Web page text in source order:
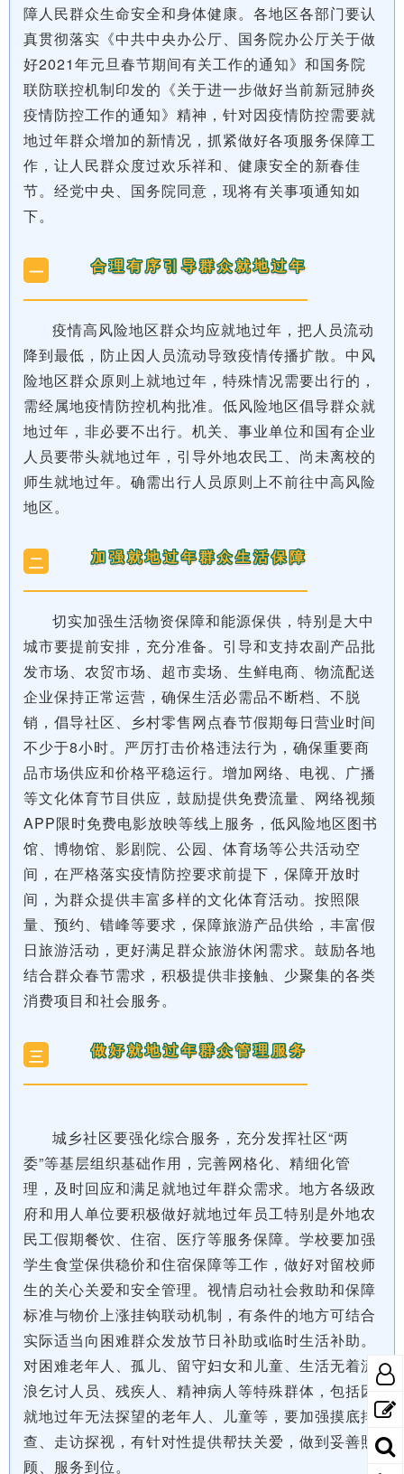
障人民群众生命安全和身体健康。各地区各部门要认
真贯彻落实《中共中央办公厅、国务院办公厅关于做
好2021年元旦春节期间有关工作的通知》和国务院
联防联控机制印发的《关于进一步做好当前新冠肺炎
疫情防控工作的通知》精神，针对因疫情防控需要就
地过年群众增加的新情况，抓紧做好各项服务保障工
作，让人民群众度过欢乐祥和、健康安全的新春佳
节。经党中央、国务院同意，现将有关事项通知如
下。
一 合理有序引导群众就地过年
疫情高风险地区群众均应就地过年，把人员流动
降到最低，防止因人员流动导致疫情传播扩散。 中风
险地区群众原则上就地过年，特殊情况需要出行的，
需经属地疫情防控机构批准。 低风险地区倡导群众就
地过年，非必要不出行。 机关、事业单位和国有企业
人员要带头就地过年，引导外地农民工、尚未离校的
师生就地过年。 确需出行人员原则上不前往中高风险
地区。
二 加强就地过年群众生活保障
切实加强生活物资保障和能源保供，特别是大中
城市要提前安排，充分准备。引导和支持农副产品批
发市场、农贸市场、超市卖场、生鲜电商、物流配送
企业保持正常运营，确保生活必需品不断档、不脱
销，倡导社区、乡村零售网点春节假期每日营业时间
不少于8小时。严厉打击价格违法行为，确保重要商
品市场供应和价格平稳运行。增加网络、电视、广播
等文化体育节目供应，鼓励提供免费流量、网络视频
APP限时免费电影放映等线上服务，低风险地区图书
馆、博物馆、影剧院、公园、体育场等公共活动空
间，在严格落实疫情防控要求前提下，保障开放时
间，为群众提供丰富多样的文化体育活动。按照限
量、预约、错峰等要求，保障旅游产品供给，丰富假
日旅游活动，更好满足群众旅游休闲需求。鼓励各地
结合群众春节需求，积极提供非接触、少聚集的各类
消费项目和社会服务。
三 做好就地过年群众管理服务
城乡社区要强化综合服务，充分发挥社区“两
委”等基层组织基础作用，完善网格化、精细化管
理，及时回应和满足就地过年群众需求。地方各级政
府和用人单位要积极做好就地过年员工特别是外地农
民工假期餐饮、住宿、医疗等服务保障。学校要加强
学生食堂保供稳价和住宿保障等工作，做好对留校师
生的关心关爱和安全管理。视情启动社会救助和保障
标准与物价上涨挂钩联动机制，有条件的地方可结合
实际适当向困难群众发放节日补助或临时生活补助。
对困难老年人、孤儿、留守妇女和儿童、生活无着流
浪乞讨人员、残疾人、精神病人等特殊群体，包括因
就地过年无法探望的老年人、儿童等，要加强摸底排
查、走访探视，有针对性提供帮扶关爱，做到妥善照
顾、服务到位。